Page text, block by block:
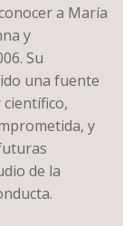
a María
y
Su
una fuente
y
de la